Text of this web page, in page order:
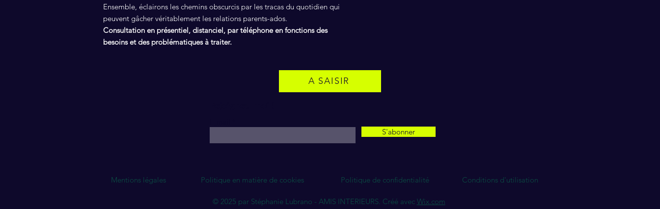
Ensemble, éclairons les chemins obscurcis par les tracas du quotidien qui
peuvent gâcher véritablement les relations parents-ados.
Consultation en présentiel, distanciel, par téléphone en fonctions des
besoins et des problématiques à traiter.
A SAISIR
S'abonner
Mentions légales Politique en matière de cookies Politique de confidentialité Conditions d'utilisation
© 2025 par Stéphanie Lubrano - AMIS INTERIEURS. Créé avec Wix.com